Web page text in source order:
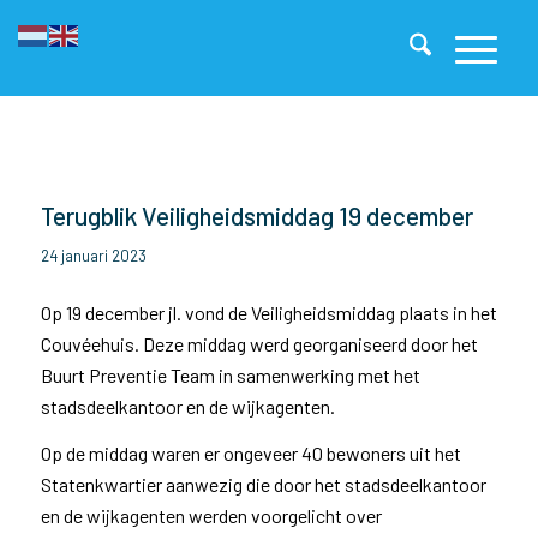
Terugblik Veiligheidsmiddag 19 december
24 januari 2023
Op 19 december jl. vond de Veiligheidsmiddag plaats in het
Couvéehuis. Deze middag werd georganiseerd door het
Buurt Preventie Team in samenwerking met het
stadsdeelkantoor en de wijkagenten.
Op de middag waren er ongeveer 40 bewoners uit het
Statenkwartier aanwezig die door het stadsdeelkantoor
en de wijkagenten werden voorgelicht over